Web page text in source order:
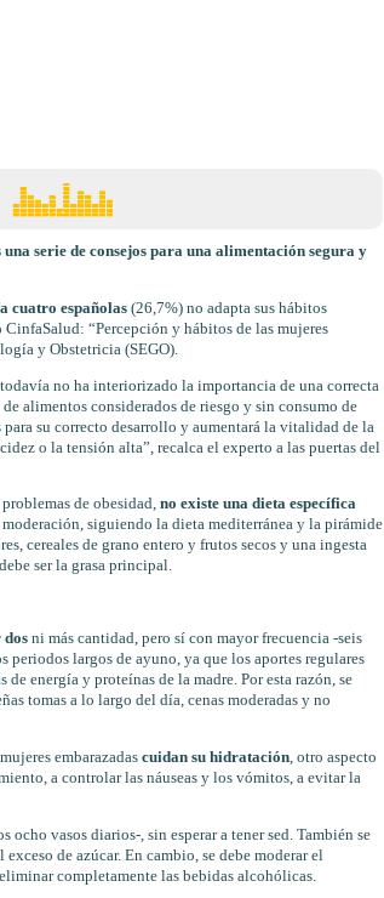
serie de consejos para una alimentación segura y
cuatro españolas (26,7%) no adapta sus hábitos
“Percepción y hábitos de las mujeres
y Obstetricia (SEGO).
no ha interiorizado la importancia de una correcta
de alimentos considerados de riesgo y sin consumo de
su correcto desarrollo y aumentará la vitalidad de la
o la tensión alta”, recalca el experto a las puertas del
de obesidad, no existe una dieta específica
siguiendo la dieta mediterránea y la pirámide
cereales de grano entero y frutos secos y una ingesta
ser la grasa principal.
dosni más cantidad, pero sí con mayor frecuencia -seis
largos de ayuno, ya que los aportes regulares
energía y proteínas de la madre. Por esta razón, se
tomas a lo largo del día, cenas moderadas y no
embarazadas cuidan su hidratación, otro aspecto
a controlar las náuseas y los vómitos, a evitar la
ocho vasos diarios-, sin esperar a tener sed. También se
de azúcar. En cambio, se debe moderar el
completamente las bebidas alcohólicas.